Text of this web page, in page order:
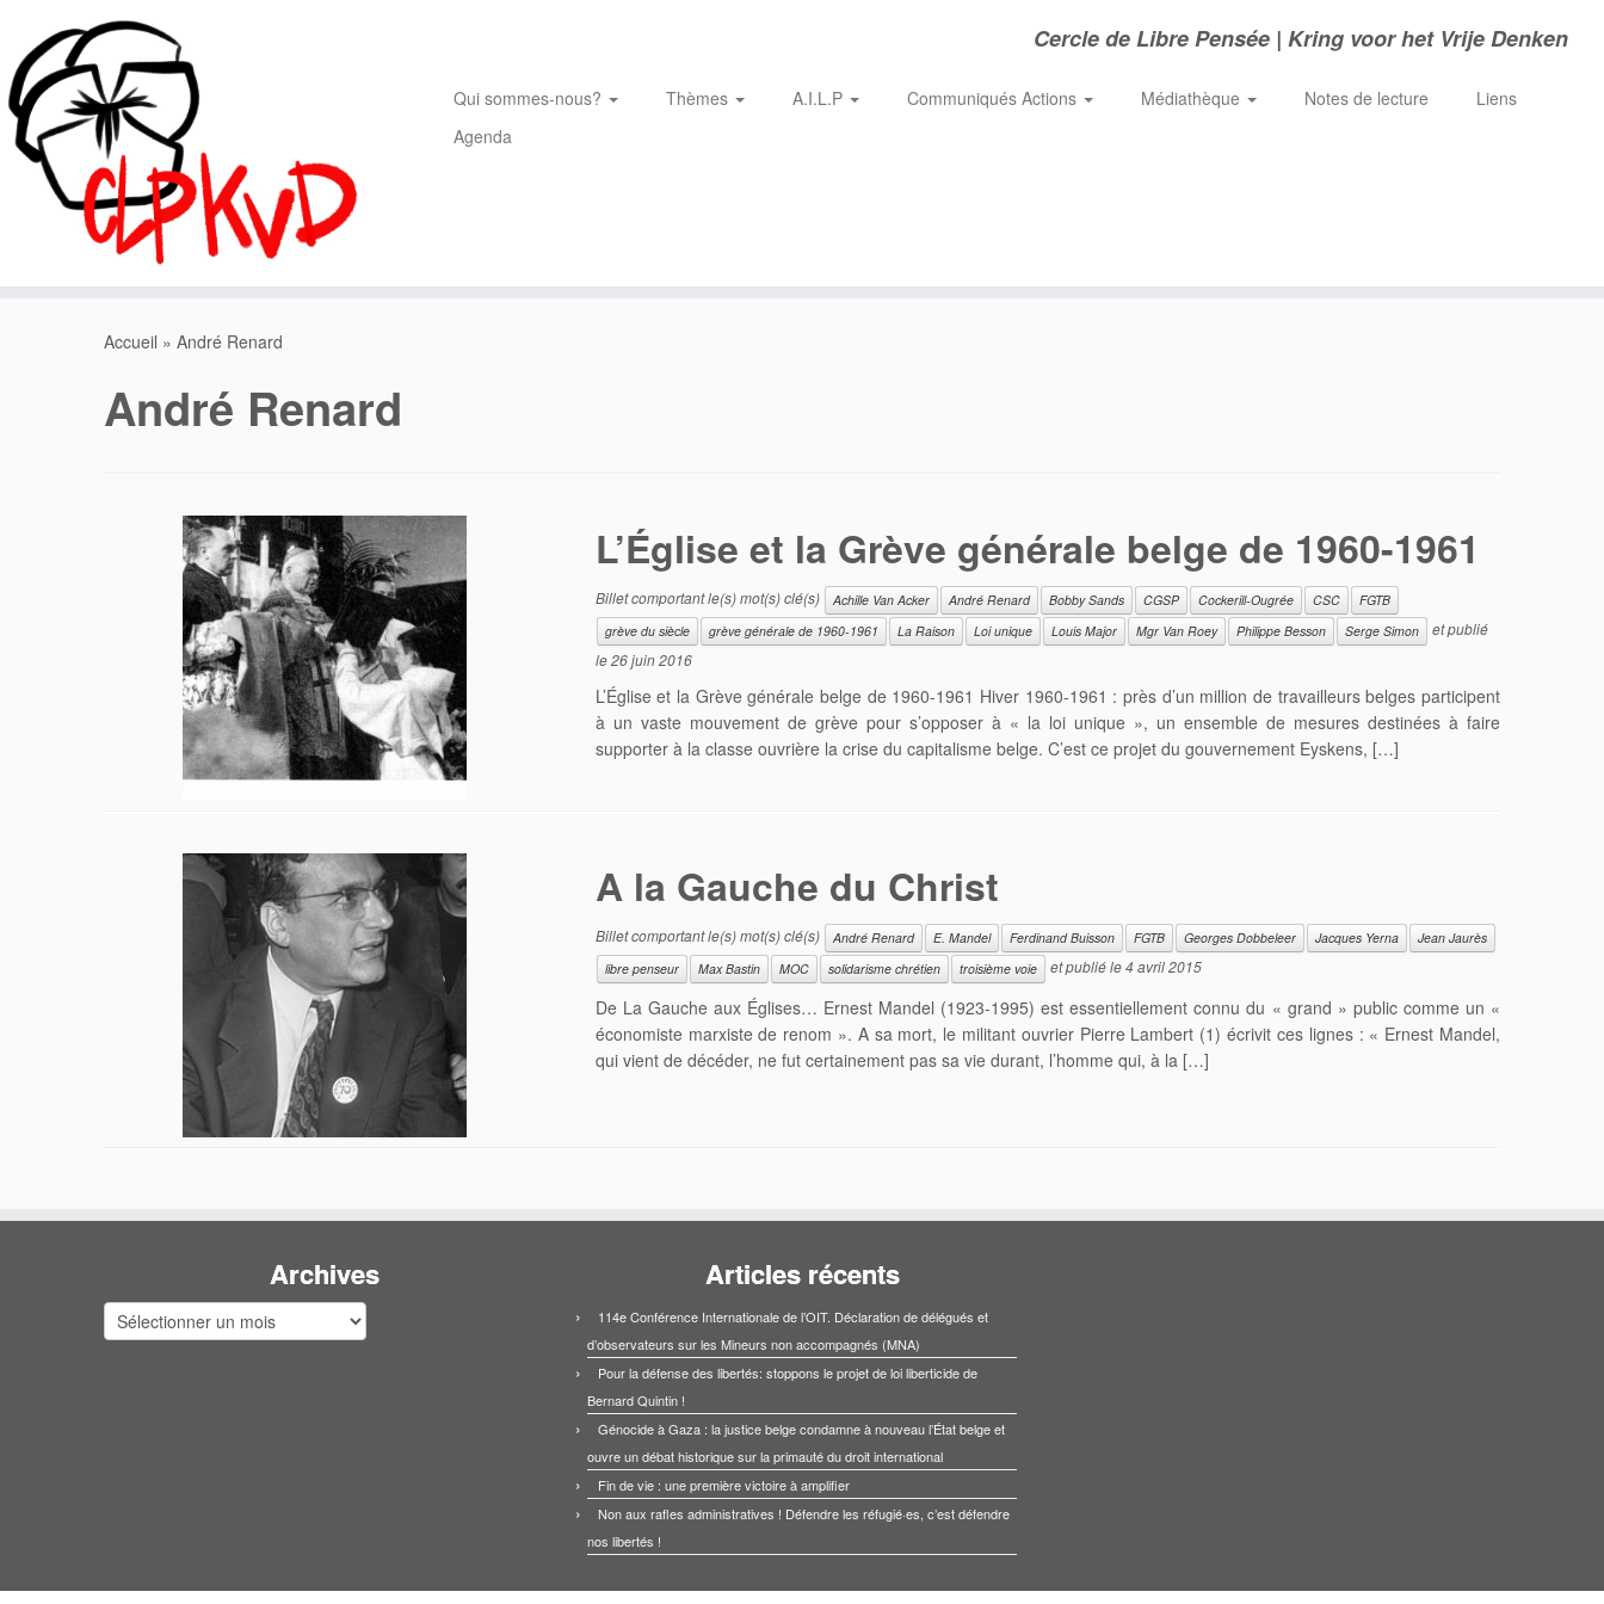
contenu
Cercle de Libre Pensée | Kring voor het Vrije Denken
Qui sommes-nous? Thèmes A.I.L.P Communiqués Actions Médiathèque Notes de lecture
Liens
Agenda
Accueil » André Renard
André Renard
L’Église et la Grève générale belge de 1960-1961
Billet comportant le(s) mot(s) clé(s) Achille Van Acker André Renard Bobby Sands CGSP Cockerill-Ougrée CSC
FGTB
grève du siècle
grève générale de 1960-1961 La Raison Loi unique Louis Major Mgr Van Roey Philippe Besson Serge Simon
et publié
le26 juin 2016
L’Église et la Grève générale belge de 1960-1961 Hiver 1960-1961 : près d’un million de travailleurs belges participent
à un vaste mouvement de grève pour s’opposer à « la loi unique », un ensemble de mesures destinées à faire
supporter à la classe ouvrière la crise du capitalisme belge. C’est ce projet du gouvernement Eyskens, […]
A la Gauche du Christ
Billet comportant le(s) mot(s) clé(s) André Renard E. Mandel Ferdinand Buisson FGTB Georges Dobbeleer Jacques Yerna
Jean Jaurès
libre penseur
Max Bastin MOC solidarisme chrétien troisième voie et publié le4 avril 2015
De La Gauche aux Églises… Ernest Mandel (1923-1995) est essentiellement connu du « grand » public comme un «
économiste marxiste de renom ». A sa mort, le militant ouvrier Pierre Lambert (1) écrivit ces lignes : « Ernest Mandel,
qui vient de décéder, ne fut certainement pas sa vie durant, l’homme qui, à la […]
Archives
Archives
Articles récents
114e Conférence Internationale de l’OIT. Déclaration de délégués et
d’observateurs sur les Mineurs non accompagnés (MNA)
Pour la défense des libertés: stoppons le projet de loi liberticide de
Bernard Quintin !
Génocide à Gaza : la justice belge condamne à nouveau l’État belge et
ouvre un débat historique sur la primauté du droit international
Fin de vie : une première victoire à amplifier
Non aux rafles administratives ! Défendre les réfugié·es, c’est défendre
nos libertés !